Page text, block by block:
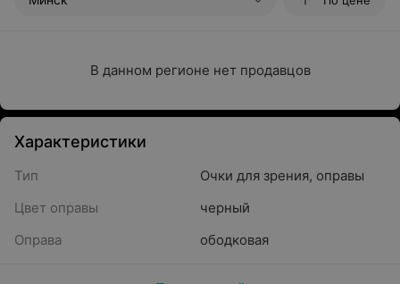
В данном регионе нет продавцов
Характеристики
Тип
Очки для зрения, оправы
Цвет оправы
черный
Оправа
ободковая